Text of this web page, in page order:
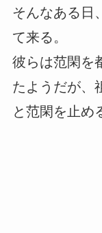
そんなある日
て来る。
彼らは范閑を
たようだが、
と范閑を止め